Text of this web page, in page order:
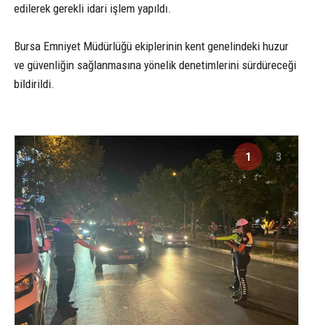
edilerek gerekli idari işlem yapıldı.
Bursa Emniyet Müdürlüğü ekiplerinin kent genelindeki huzur
ve güvenliğin sağlanmasına yönelik denetimlerini sürdüreceği
bildirildi.
1 3